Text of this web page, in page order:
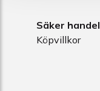
Säker handel
Köpvillkor